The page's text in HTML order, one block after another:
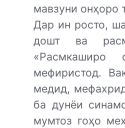
мавзуни онҳоро
Дар ин росто,
дошт ва
мефиристод.
медид,
ба дунёи
мумтоз гоҳо